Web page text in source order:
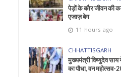
पेड़ों के बग़ैर जीवन की
एजाज़ बेग
11 hours ago
CHHATTISGARH
मुख्यमंत्री विष्णुदेव साय
का पौधा, वन